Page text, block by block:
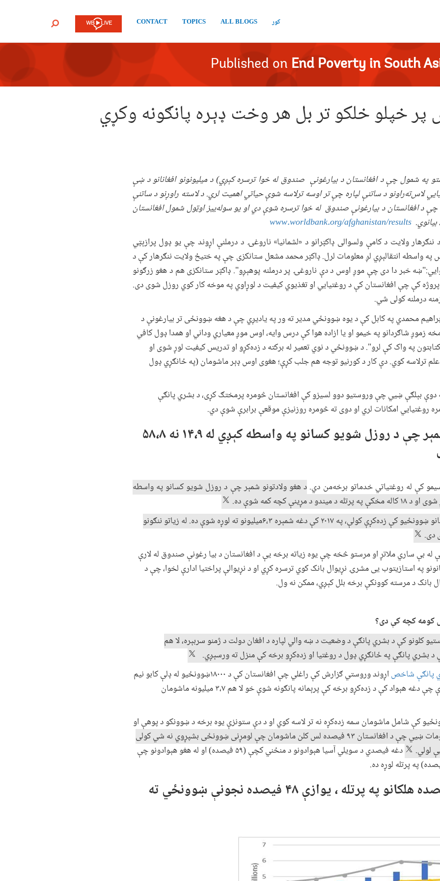
کور ALL BLOGS
TOPICS
CONTACT
SEARCH
Published on End Poverty in South
پر خپلو خلکو تر بل هر وخت ډېره پانګونه وکړي
په شمول چې د افغانستان د بیارغونې صندوق له خوا ترسره کېږي) د میلیونونو افغانانو د ښې
لاس‌ته‌راونو د ساتنې لپاره چې تر اوسه ترلاسه شوې حیاتي اهمیت لري. د لاسته راوړنو د ساتنې
چې د افغانستان د بیارغونې صندوق له خوا ترسره شوې دي او یو سوله‌ییز اوټول شمول افغانستان
بیانوي.www.worldbank.org/afghanistan/results
ولایت د کامې ولسوالی ډاکټرانو د «لشمانیا» ناروغۍ د درملنې اړوند چې یو ډول پرازېټي
واسطه انتقالېږي لږ معلومات لرل. ډاکټر محمد مشعل ستانکزی چې په ختیځ ولایت ننګرهار کې د
خبر دا دی چې موږ اوس د دې ناروغۍ پر درملنه پوهېږو". ډاکټر ستانکزی هم د هغو زرګونو
کې چې افغانستان کې د روغتیایي او تغذیوي کیفیت د لوړاوي په موخه کار کوي روزل شوی دی.
درملنه کولی شي.
محمدي په کابل کې د یوه ښوونځي مدیر ته ور په یادیږي چې د هغه ښوونځی تر بیارغونې د
زموږ شاګردانو په خیمو او یا ازاده هوا کې درس وایه، اوس موږ معیاري وداني او همدا ډول کافي
کتابتون په واک کې لرو". د ښوونځي د نوي تعمیر له برکته د زده‌کړو او تدریس کیفیت لوړ شوی او
ترلاسه کوي. دې کار د کورنیو توجه هم جلب کړې؛ هغوی اوس ډېر ماشومان (په ځانګړي ډول
دوې بېلګې ښیي چې وروستیو دوو لسیزو کې افغانستان څومره پرمختګ کړی، د بشري پانګې
امکانات لري او دوی ته څومره روزنیزې موقعې برابرې شوې دي.
. د هغو ولادتونو شمېر چې د روزل شویو کسانو په واسطه کېږي له ۱۴،۹ نه ۵۸،۸
کې له روغتیاتي خدماتو برخه‌من دي. د هغو ولادتونو شمېر چې د روزل شویو کسانو په واسطه
په ۲۰۰۳ کال کې ۳،۸ میلیونه ماشومانو ښوونځیو کې زده‌کړې کولې، په ۲۰۱۷ کې دغه شمېره ۶،۳میلیونو ته لوړه شوې ده. له زیاتو ننګونو
دی.
له بې ساري ملاتړ او مرستو څخه چې یوه زیاته برخه یې د افغانستان د بیا رغونې صندوق له لارې
سازمانونو په استازیتوب یی مشرۍ نړیوال بانک کوي ترسره کړي او د نړیوالې پراختیا ادارې لخوا، چې د
بانک د مرسته کوونکې برخه بلل کېږي، ممکن نه ول.
کومه کچه کې دی؟
کلونو کې د بشري پانګې د وضعیت د ښه ‌والي لپاره د افغان دولت د ژمنو سربېره، لا هم
د بشري پانګې په ځانګړي ډول د روغتیا او زده‌کړو برخه کې منزل ته ورسېږي.
پانګې شاخص
اړوند وروستي ګزارش کې راغلي چې افغانستان کې د ۱۸۰۰۰ښوونځیو له ډلې کابو نیم
یې معیاري ودانۍ نه لري. سره له دې چې دغه هېواد کې د زده‌کړو برخه کې پرېمانه پانګونه شوې خو لا هم ۳،۷ میلیونه ماشومان
کې شامل ماشومان سمه زده‌کړه نه تر لاسه کوي او د دې ستونزې یوه برخه د ښوونکو د پوهې او
د ۲۰۱۳ کال معلومات ښیي چې د افغانستان ۹۳ فیصده لس کلن ماشومان چې لومړنی ښوونځی بشپړوي نه شي کولی
لولي.
دغه فیصدي د سویلي آسیا هېوادونو د منځني کچې (۵۹ فیصده) او له هغو هېوادونو چې
اوس مهال د ۶۷ فیصده هلکانو په پرتله ، یوازې ۴۸ فیصده نجونې ښوونځي ته